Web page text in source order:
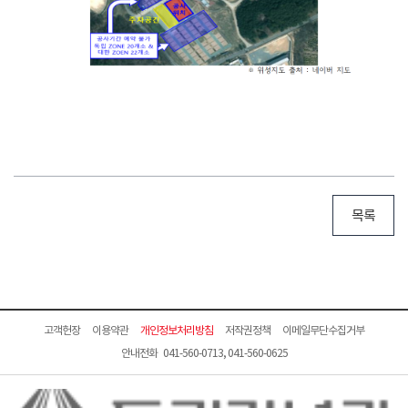
목록
고객헌장 이용약관 개인정보처리방침 저작권정책
이메일무단수집거부
안내전화 041-560-0713, 041-560-0625